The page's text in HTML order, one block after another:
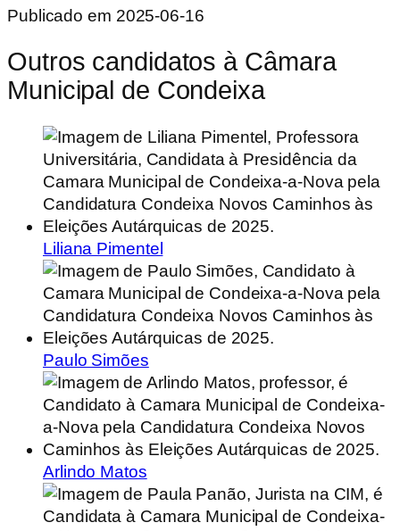
Publicado em 2025-06-16
Outros candidatos à Câmara
Municipal de Condeixa
Liliana Pimentel
Paulo Simões
Arlindo Matos